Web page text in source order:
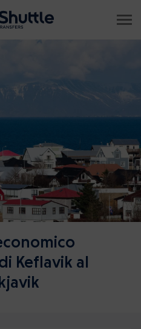
Keflavik al